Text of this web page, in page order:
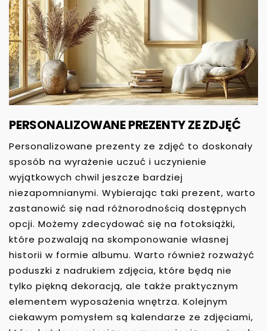
PERSONALIZOWANE PREZENTY ZE ZDJĘĆ
Personalizowane prezenty ze zdjęć to doskonały
sposób na wyrażenie uczuć i uczynienie
wyjątkowych chwil jeszcze bardziej
niezapomnianymi. Wybierając taki prezent, warto
zastanowić się nad różnorodnością dostępnych
opcji. Możemy zdecydować się na fotoksiążki,
które pozwalają na skomponowanie własnej
historii w formie albumu. Warto również rozważyć
poduszki z nadrukiem zdjęcia, które będą nie
tylko piękną dekoracją, ale także praktycznym
elementem wyposażenia wnętrza. Kolejnym
ciekawym pomysłem są kalendarze ze zdjęciami,